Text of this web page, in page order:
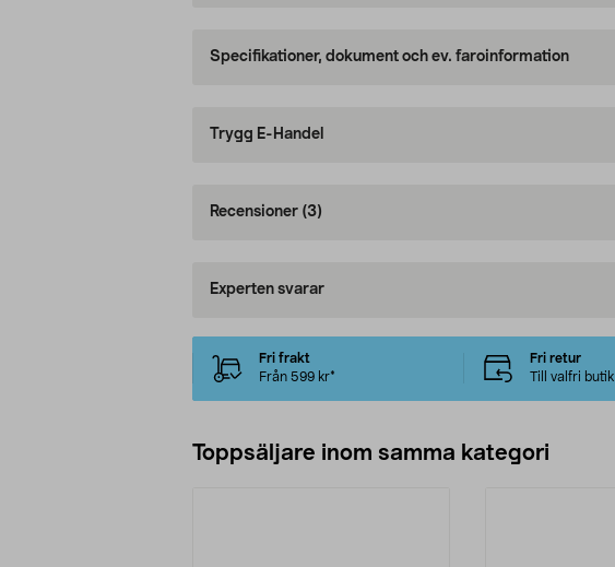
Specifikationer, dokument och ev. faroinformation
Trygg E-Handel
Recensioner (3)
Experten svarar
Fri frakt
Från 599 kr*
Fri retur
Till valfri butik
Toppsäljare inom samma kategori